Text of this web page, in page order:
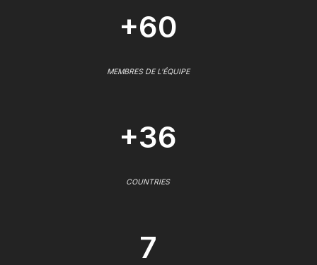
+60
MEMBRES DE L'ÉQUIPE
+36
COUNTRIES
7